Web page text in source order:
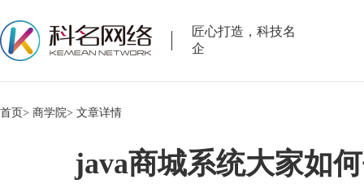
匠心打造，科技名
企
首页> 商学院> 文章详情
java商城系统大家如